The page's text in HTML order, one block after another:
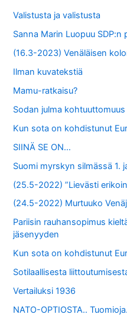
Valistusta ja valistusta
Sanna Marin Luopuu SDP:n
(16.3-2023) Venäläisen
Ilman kuvatekstiä
Mamu-ratkaisu?
Sodan julma kohtuuttomuus
Kun sota on kohdistunut
SIINÄ SE ON…
Suomi myrskyn silmässä 1.
(25.5-2022) ”Lievästi
(24.5-2022) Murtuuko
Pariisin rauhansopimus
jäsenyyden
Kun sota on kohdistunut
Sotilaallisesta
Vertailuksi 1936
NATO-OPTIOSTA..